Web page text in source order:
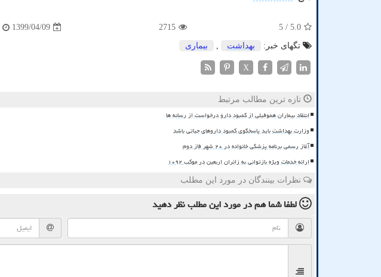
5.0
/ 5
2715
1399/04/09
تگهای خبر:
بهداشت بیماری
X
تازه ترین مطالب مرتبط
انتقاد بیماران هموفیلی از کمبود دارو درخواست از رسانه ها
وزارت بهداشت باید پاسخگوی کمبود داروهای حیاتی باشد
آغاز رسمی برنامه پزشکی خانواده در ۲۰ شهر فاز دوم
ارائه خدمات ویژه بازتوانی به زائران اربعین در موکب ۱۰۹۲
نظرات بینندگان در مورد این مطلب
لطفا شما همدر مورد این مطلبنظر دهید